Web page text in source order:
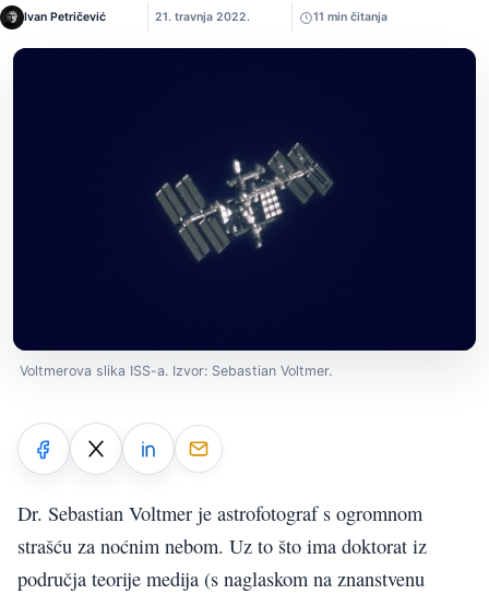
Ivan Petričević 21. travnja 2022. 11 min čitanja
Voltmerova slika ISS-a. Izvor: Sebastian Voltmer.
Dr. Sebastian Voltmer je astrofotograf s ogromnom
strašću za noćnim nebom. Uz to što ima doktorat iz
područja teorije medija (s naglaskom na znanstvenu